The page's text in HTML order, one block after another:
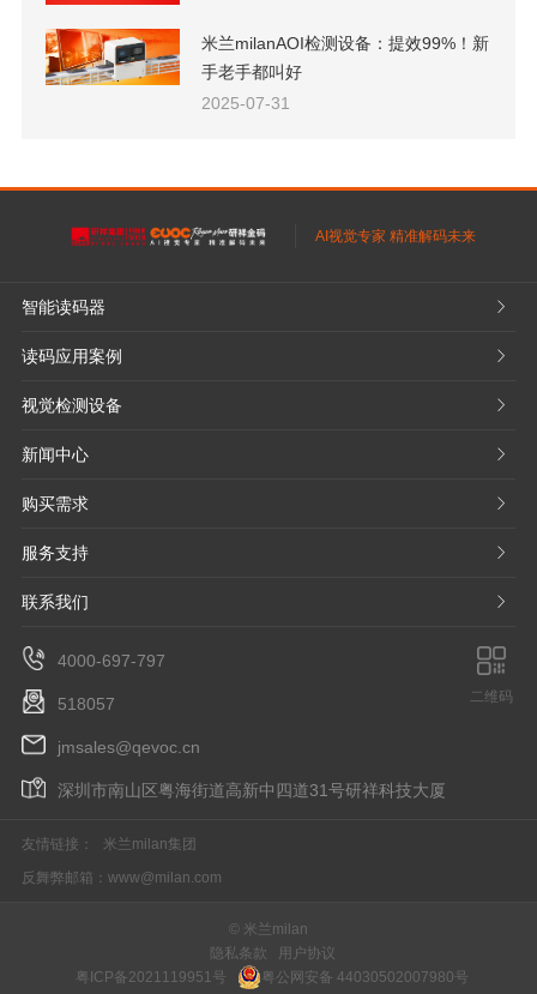
米兰milanAOI检测设备：提效99%！新
手老手都叫好
2025-07-31
AI视觉专家 精准解码未来
智能读码器 𐃮
读码应用案例 𐃮
视觉检测设备 𐃮
新闻中心 𐃮
购买需求 𐃮
服务支持 𐃮
联系我们 𐃮
4000-697-797
518057
jmsales@qevoc.cn
深圳市南山区粤海街道高新中四道31号研祥科技大厦
二维码
友情链接：
米兰milan集团
反舞弊邮箱： www@milan.com
© 米兰milan
隐私条款
用户协议
粤ICP备2021119951号
粤公网安备 44030502007980号